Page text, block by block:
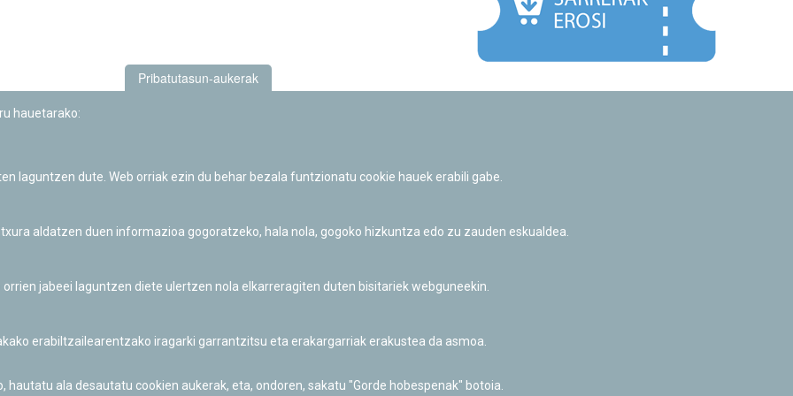
Informazio publikoa eskatzeko baimena
Pribatutasun-aukerak
hauetarako:
laguntzen dute. Web orriak ezin du behar bezala funtzionatu cookie hauek erabili gabe.
aldatzen duen informazioa gogoratzeko, hala nola, gogoko hizkuntza edo zu zauden eskualdea.
jabeei laguntzen diete ulertzen nola elkarreragiten duten bisitariek webguneekin.
erabiltzailearentzako iragarki garrantzitsu eta erakargarriak erakustea da asmoa.
ala desautatu cookien aukerak, eta, ondoren, sakatu "Gorde hobespenak" botoia.